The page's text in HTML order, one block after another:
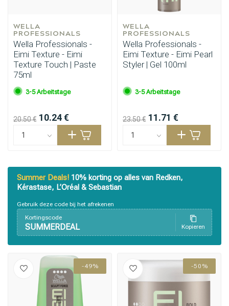
WELLA
PROFESSIONALS
Wella Professionals -
Eimi Texture - Eimi
Texture Touch | Paste
75ml
3-5 Arbeitstage
20.50 € 10.24 €
WELLA
PROFESSIONALS
Wella Professionals -
Eimi Texture - Eimi Pearl
Styler | Gel 100ml
3-5 Arbeitstage
23.50 € 11.71 €
Summer Deals! 10% korting op alles van Redken,
Kérastase, L’Oréal & Sebastian
Gebruik deze code bij het afrekenen
Kortingscode
SUMMERDEAL Kopieren
-49% -50%